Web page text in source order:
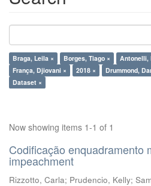
Braga, Leila × Borges, Tiago × Antonelli,
França, Djiovani ×
2018 × Drummond,
Dataset ×
Now showing items 1-1 of 1
Codificação enquadramento
impeachment
Rizzotto, Carla; Prudencio, Kelly;